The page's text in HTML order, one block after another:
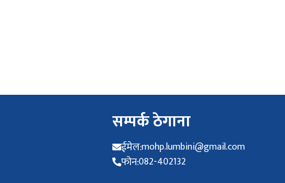
सम्पर्क ठेगाना
ईमेल:mohp.lumbini@gmail.com
फोन:082-402132